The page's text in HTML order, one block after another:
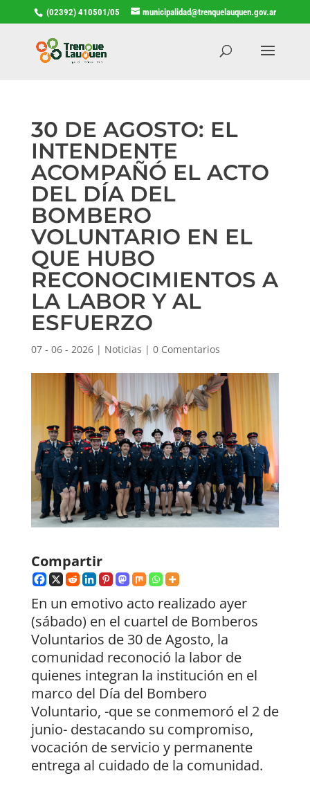
(02392) 410501/05 municipalidad@trenquelauquen.gov.ar
30 DE AGOSTO: EL
INTENDENTE
ACOMPAÑÓ EL ACTO
DEL DÍA DEL
BOMBERO
VOLUNTARIO EN EL
QUE HUBO
RECONOCIMIENTOS A
LA LABOR Y AL
ESFUERZO
07 - 06 - 2026| Noticias | 0 Comentarios
Compartir
En un emotivo acto realizado ayer
(sábado) en el cuartel de Bomberos
Voluntarios de 30 de Agosto, la
comunidad reconoció la labor de
quienes integran la institución en el
marco del Día del Bombero
Voluntario, -que se conmemoró el 2 de
junio- destacando su compromiso,
vocación de servicio y permanente
entrega al cuidado de la comunidad.